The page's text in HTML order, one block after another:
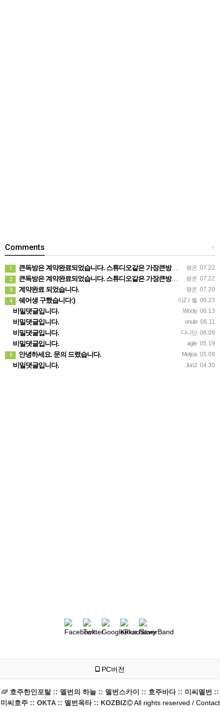
+
Comments
평온 07.22
1 큰독방은 계약완료되었습니다. 스튜디오같은 가장큰방을 2인동시 또는 혼자서 큰독방으로도 즉시입주 가능합니다.
평온 07.22
2 큰독방은 계약완료되었습니다. 스튜디오같은 가장큰방을 2인동시 또는 혼자서 큰독방으로도 즉시입주 가능합니다.
평온 07.20
3 계약완료 되었습니다.
이Zㅏ벨 06.23
4 쉐어생 구했습니다:)
Wooly 06.13
비밀댓글입니다.
onule 06.11
비밀댓글입니다.
다니단 06.09
비밀댓글입니다.
agle 05.19
비밀댓글입니다.
Meljoa 05.09
5 안녕하세요. 문의 드렸습니다.
Jun2 04.30
비밀댓글입니다.
PC버전
호주한인포탈 :: 멜번의 하늘 :: 멜번스카이 :: 호주바다 :: 미씨멜번 ::
미씨호주 :: OKTA :: 멜번옥타 :: KOZBIZ
All rights reserved / Contact